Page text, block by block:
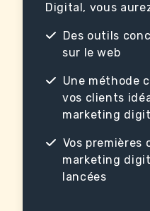
Digital, vous
Des outils
sur le web
Une méthode
vos clients
marketing
Vos premières
marketing
lancées